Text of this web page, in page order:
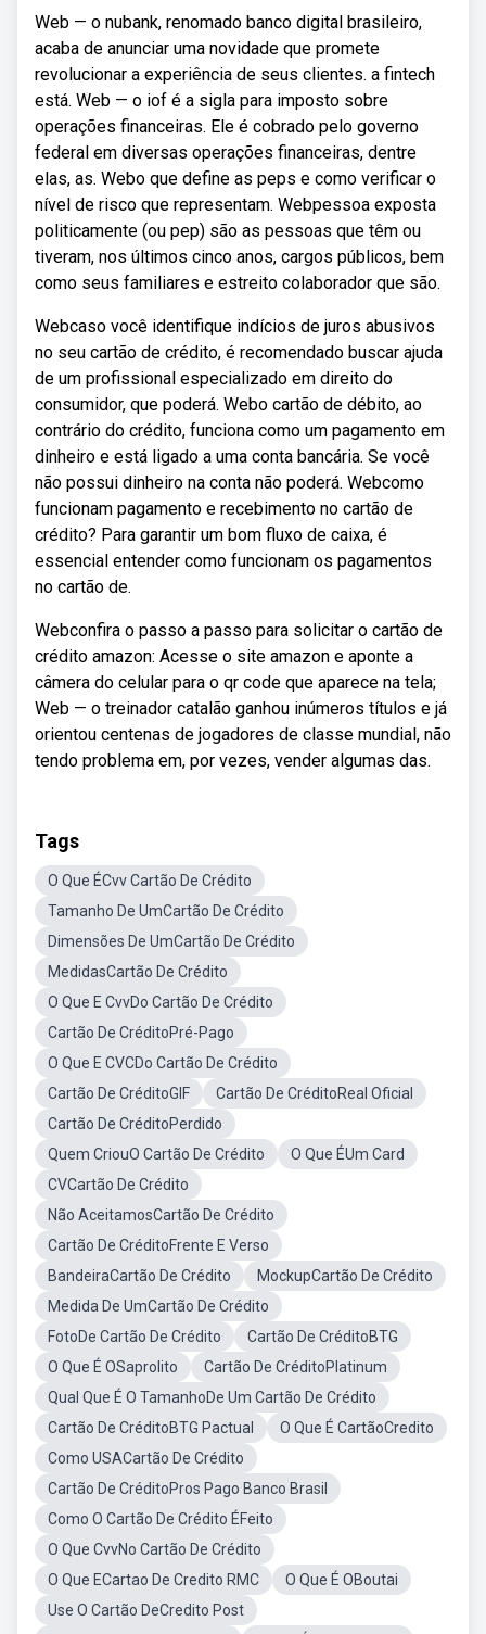
Web — o nubank, renomado banco digital brasileiro,
acaba de anunciar uma novidade que promete
revolucionar a experiência de seus clientes. a fintech
está. Web — o iof é a sigla para imposto sobre
operações financeiras. Ele é cobrado pelo governo
federal em diversas operações financeiras, dentre
elas, as. Webo que define as peps e como verificar o
nível de risco que representam. Webpessoa exposta
politicamente (ou pep) são as pessoas que têm ou
tiveram, nos últimos cinco anos, cargos públicos, bem
como seus familiares e estreito colaborador que são.
Webcaso você identifique indícios de juros abusivos
no seu cartão de crédito, é recomendado buscar ajuda
de um profissional especializado em direito do
consumidor, que poderá. Webo cartão de débito, ao
contrário do crédito, funciona como um pagamento em
dinheiro e está ligado a uma conta bancária. Se você
não possui dinheiro na conta não poderá. Webcomo
funcionam pagamento e recebimento no cartão de
crédito? Para garantir um bom fluxo de caixa, é
essencial entender como funcionam os pagamentos
no cartão de.
Webconfira o passo a passo para solicitar o cartão de
crédito amazon: Acesse o site amazon e aponte a
câmera do celular para o qr code que aparece na tela;
Web — o treinador catalão ganhou inúmeros títulos e já
orientou centenas de jogadores de classe mundial, não
tendo problema em, por vezes, vender algumas das.
Tags
O Que ÉCvv Cartão De Crédito
Tamanho De UmCartão De Crédito
Dimensões De UmCartão De Crédito
MedidasCartão De Crédito
O Que E CvvDo Cartão De Crédito
Cartão De CréditoPré-Pago
O Que E CVCDo Cartão De Crédito
Cartão De CréditoGIF
Cartão De CréditoReal Oficial
Cartão De CréditoPerdido
Quem CriouO Cartão De Crédito
O Que ÉUm Card
CVCartão De Crédito
Não AceitamosCartão De Crédito
Cartão De CréditoFrente E Verso
BandeiraCartão De Crédito
MockupCartão De Crédito
Medida De UmCartão De Crédito
FotoDe Cartão De Crédito
Cartão De CréditoBTG
O Que É OSaprolito
Cartão De CréditoPlatinum
Qual Que É O TamanhoDe Um Cartão De Crédito
Cartão De CréditoBTG Pactual
O Que É CartãoCredito
Como USACartão De Crédito
Cartão De CréditoPros Pago Banco Brasil
Como O Cartão De Crédito ÉFeito
O Que CvvNo Cartão De Crédito
O Que ECartao De Credito RMC
O Que É OBoutai
Use O Cartão DeCredito Post